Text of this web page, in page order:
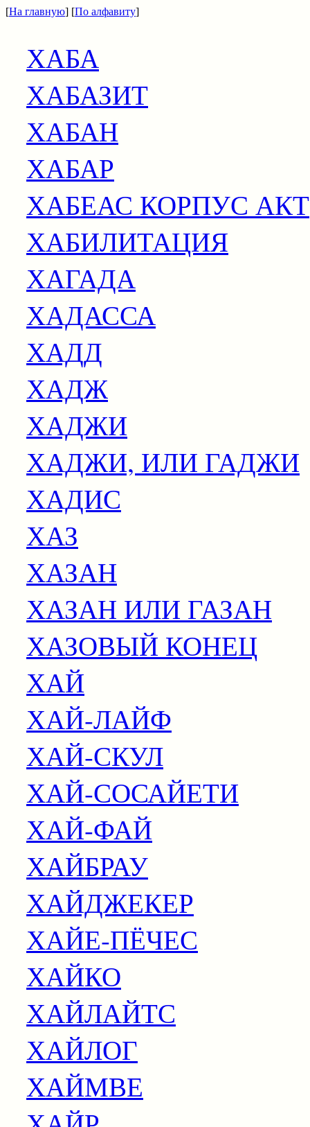
[На главную] [По алфавиту]
ХАБА
ХАБАЗИТ
ХАБАН
ХАБАР
ХАБЕАС КОРПУС АКТ
ХАБИЛИТАЦИЯ
ХАГАДА
ХАДАССА
ХАДД
ХАДЖ
ХАДЖИ
ХАДЖИ, ИЛИ ГАДЖИ
ХАДИС
ХАЗ
ХАЗАН
ХАЗАН ИЛИ ГАЗАН
ХАЗОВЫЙ КОНЕЦ
ХАЙ
ХАЙ-ЛАЙФ
ХАЙ-СКУЛ
ХАЙ-СОСАЙЕТИ
ХАЙ-ФАЙ
ХАЙБРАУ
ХАЙДЖЕКЕР
ХАЙЕ-ПЁЧЕС
ХАЙКО
ХАЙЛАЙТС
ХАЙЛОГ
ХАЙМВЕ